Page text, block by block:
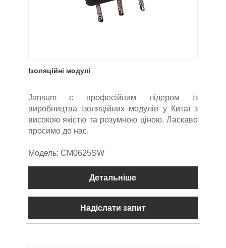
Ізоляційні модулі
Jansum є професійним лідером із
виробництва ізоляційних модулів у Китаї з
високою якістю та розумною ціною. Ласкаво
просимо до нас.
Модель: CM0625SW
Детальніше
Надіслати запит